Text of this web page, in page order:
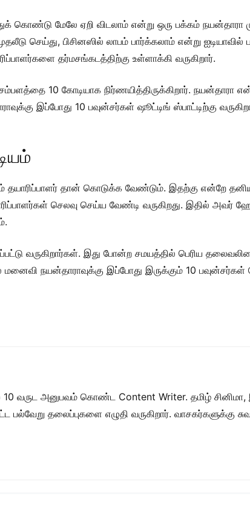
கொண்டு மேலே ஏறி விடலாம் என்று ஒரு பக்கம் நயன்தாரா
செய்து, பிசினஸில் லாபம் பார்க்கலாம் என்று ஐடியாவில்
தர்மசங்கடத்திற்கு உள்ளாக்கி வருகிறார்.
10 கோடியாக நிர்ணயித்திருக்கிறார். நயன்தாரா
இப்போது 10 பவுன்சர்கள் ஷூட்டிங் ஸ்பாட்டிற்கு
தயாரிப்பாளர் தான் கொடுக்க வேண்டும். இதற்கு என்றே
செலவு செய்ய வேண்டி வருகிறது. இதில் அவர்
வருகிறார்கள். இது போன்ற சமயத்தில் பெரிய
நயன்தாராவுக்கு இப்போது இருக்கும் 10
10 வருட அனுபவம் கொண்ட Content Writer. தமிழ் சினிமா,
பல்வேறு தலைப்புகளை எழுதி வருகிறார். வாசகர்களுக்கு